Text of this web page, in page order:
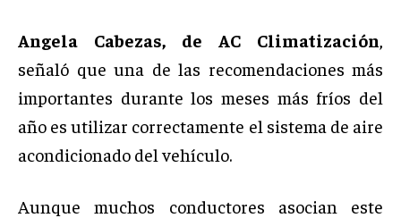
Angela Cabezas, de AC Climatización
señaló que una de las recomendaciones más
importantes durante los meses más fríos del
año es utilizar correctamente el sistema de aire
acondicionado del vehículo.
Aunque muchos conductores asocian este